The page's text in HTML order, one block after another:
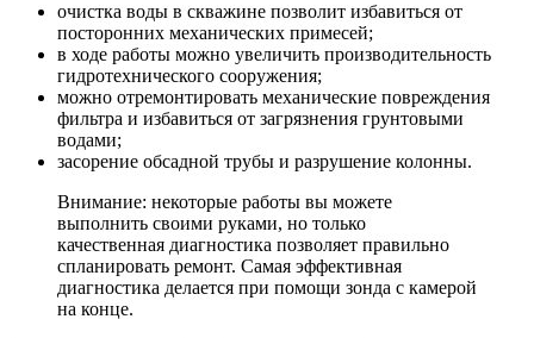
очистка воды в скважине позволит избавиться от
посторонних механических примесей;
в ходе работы можно увеличить производительность
гидротехнического сооружения;
можно отремонтировать механические повреждения
фильтра и избавиться от загрязнения грунтовыми
водами;
засорение обсадной трубы и разрушение колонны.
Внимание: некоторые работы вы можете
выполнить своими руками, но только
качественная диагностика позволяет правильно
спланировать ремонт. Самая эффективная
диагностика делается при помощи зонда с камерой
на конце.